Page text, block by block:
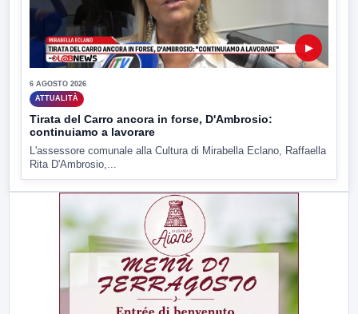
▶
6 AGOSTO 2026
ATTUALITÀ
Tirata del Carro ancora in forse, D'Ambrosio:
continuiamo a lavorare
L'assessore comunale alla Cultura di Mirabella Eclano, Raffaella
Rita D'Ambrosio,...